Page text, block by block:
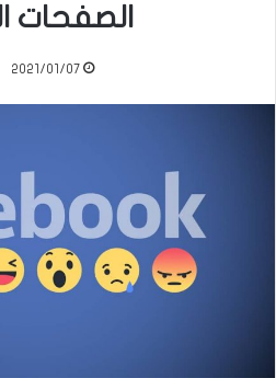
الصفحات
2021/01/07